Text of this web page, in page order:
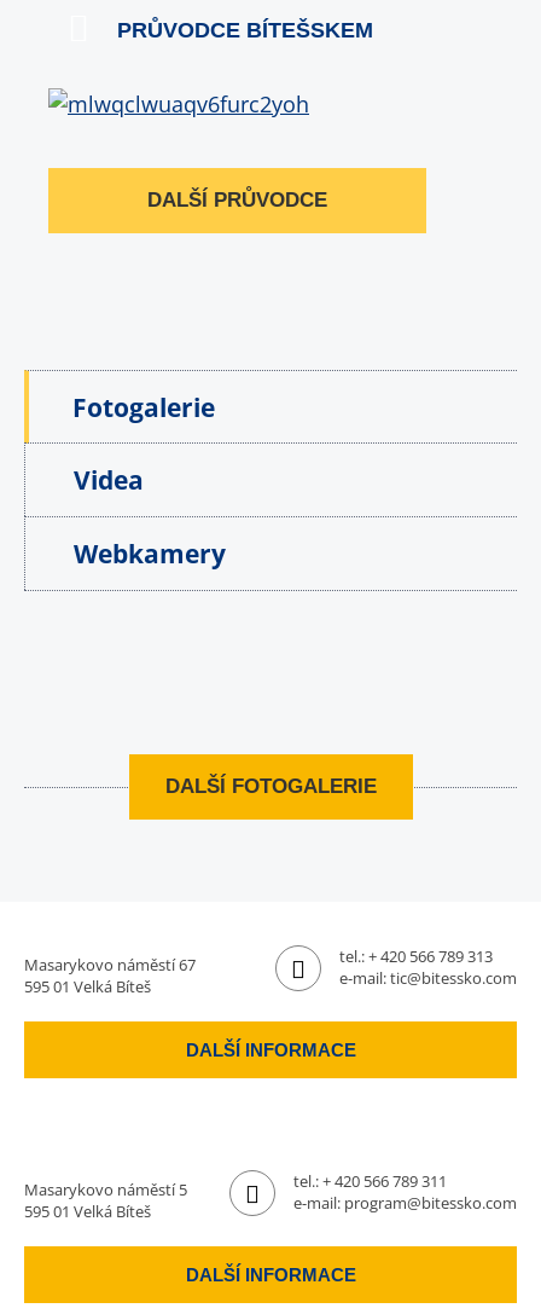
PRŮVODCE BÍTEŠSKEM
DALŠÍ PRŮVODCE
Fotogalerie
Videa
Webkamery
DALŠÍ FOTOGALERIE
Masarykovo náměstí 67
595 01 Velká Bíteš
tel.:+ 420 566 789 313
e-mail:tic@bitessko.com
DALŠÍ INFORMACE
Masarykovo náměstí 5
595 01 Velká Bíteš
tel.:+ 420 566 789 311
e-mail: program@bitessko.com
DALŠÍ INFORMACE